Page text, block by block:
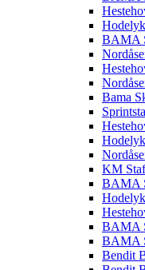
BAMA
Bama
KM
BAMA
BAMA
BAMA
Bendit